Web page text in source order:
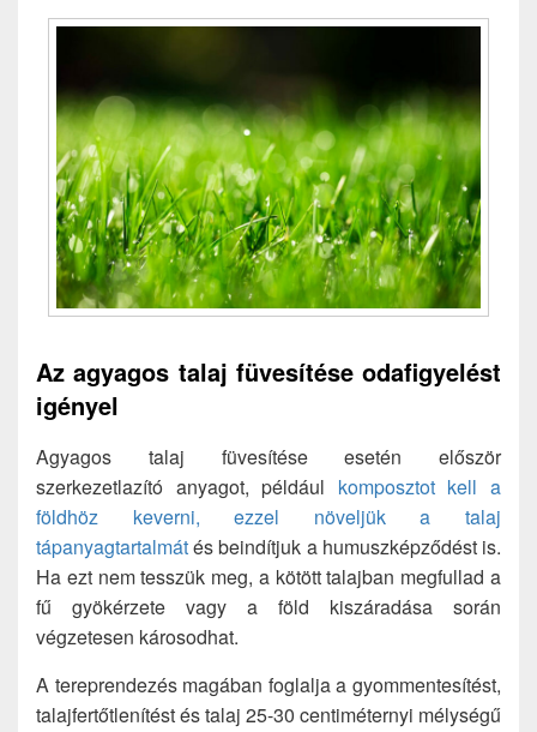
Az agyagos talaj füvesítése odafigyelést
igényel
Agyagos talaj füvesítése esetén először
szerkezetlazító anyagot, például komposztot kell a
földhöz keverni, ezzel növeljük a talaj
tápanyagtartalmátés beindítjuk a humuszképződést is.
Ha ezt nem tesszük meg, a kötött talajban megfullad a
fű gyökérzete vagy a föld kiszáradása során
végzetesen károsodhat.
A tereprendezés magában foglalja a gyommentesítést,
talajfertőtlenítést és talaj 25-30 centiméternyi mélységű